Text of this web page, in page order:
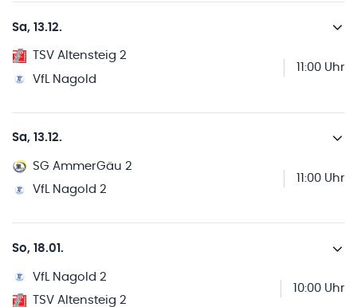
Sa, 13.12.
TSV Altensteig 2
VfL Nagold
11:00 Uhr
Sa, 13.12.
SG AmmerGäu 2
VfL Nagold 2
11:00 Uhr
So, 18.01.
VfL Nagold 2
TSV Altensteig 2
10:00 Uhr